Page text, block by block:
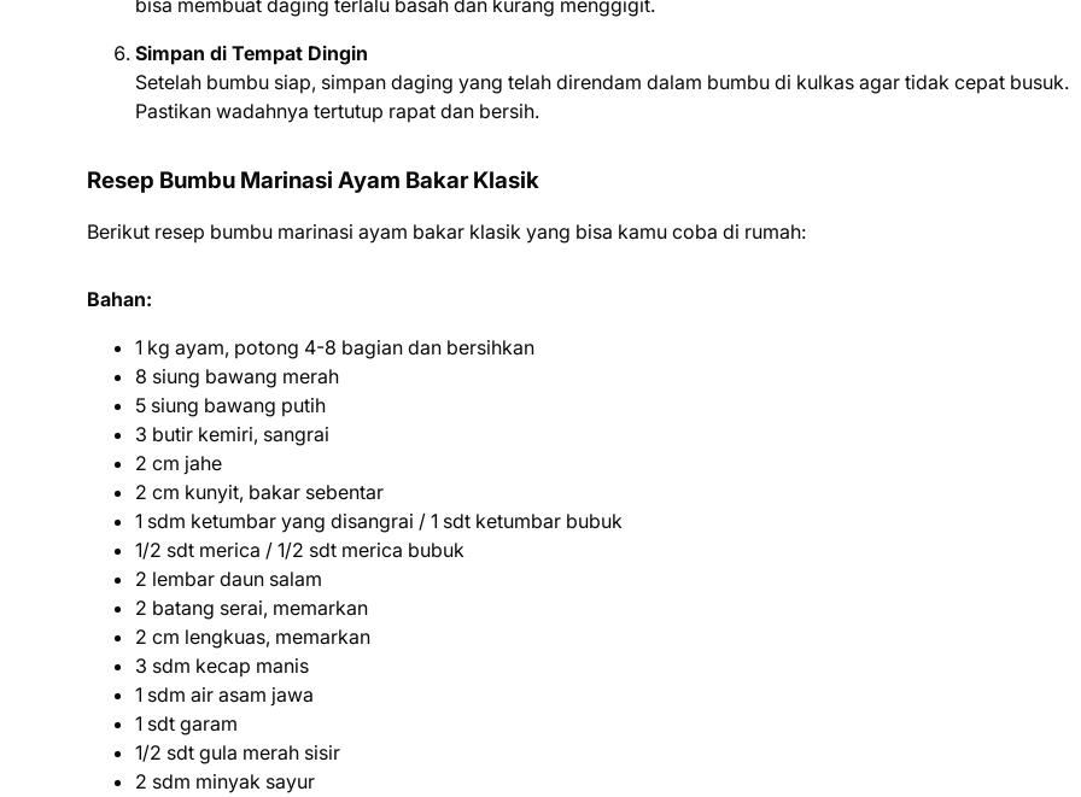
Simpan di Tempat Dingin
Setelah bumbu siap, simpan daging yang telah direndam dalam bumbu di kulkas agar tidak cepat busuk.
Pastikan wadahnya tertutup rapat dan bersih.
Resep Bumbu Marinasi Ayam Bakar Klasik
Berikut resep bumbu marinasi ayam bakar klasik yang bisa kamu coba di rumah:
Bahan:
1 kg ayam, potong 4-8 bagian dan bersihkan
8 siung bawang merah
5 siung bawang putih
3 butir kemiri, sangrai
2 cm jahe
2 cm kunyit, bakar sebentar
1 sdm ketumbar yang disangrai / 1 sdt ketumbar bubuk
1/2 sdt merica / 1/2 sdt merica bubuk
2 lembar daun salam
2 batang serai, memarkan
2 cm lengkuas, memarkan
3 sdm kecap manis
1 sdm air asam jawa
1 sdt garam
1/2 sdt gula merah sisir
2 sdm minyak sayur